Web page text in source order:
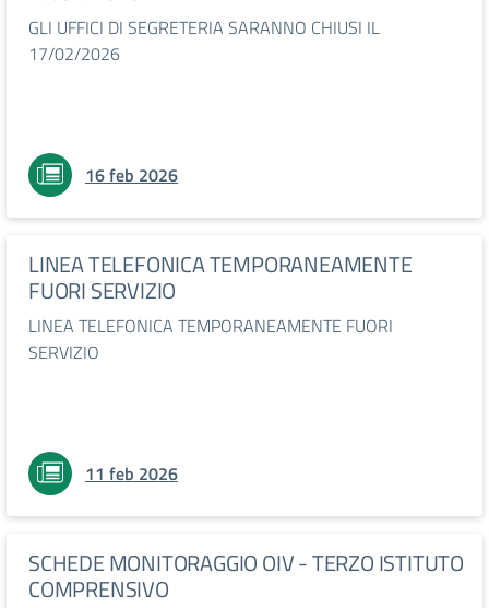
GLI UFFICI DI SEGRETERIA SARANNO CHIUSI IL
17/02/2026
16 feb 2026
LINEA TELEFONICA TEMPORANEAMENTE
FUORI SERVIZIO
LINEA TELEFONICA TEMPORANEAMENTE FUORI
SERVIZIO
11 feb 2026
SCHEDE MONITORAGGIO OIV - TERZO ISTITUTO
COMPRENSIVO